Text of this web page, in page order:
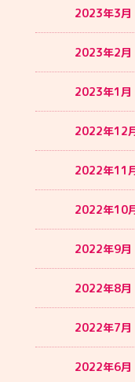
2023年3月
2023年2月
2023年1月
2022年12
2022年11
2022年10
2022年9月
2022年8月
2022年7月
2022年6月